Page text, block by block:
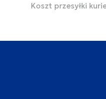
Koszt przesyłki